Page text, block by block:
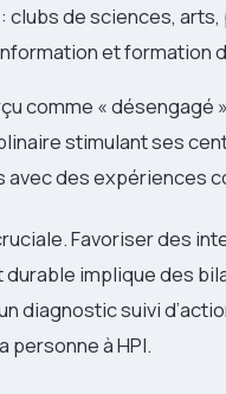
: clubs de sciences,
et formation
comme «
stimulant ses
avec des expériences
Favoriser des
durable implique des
diagnostic suivi
personne à HPI.